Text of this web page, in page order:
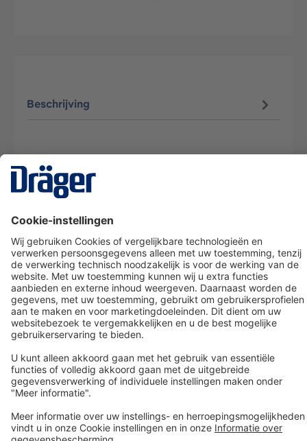
Beschrijving
Dräger klantenservice
Over Dräger
Bestellen in onze webshop
Community